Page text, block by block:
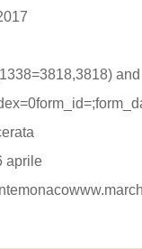
and
aprile